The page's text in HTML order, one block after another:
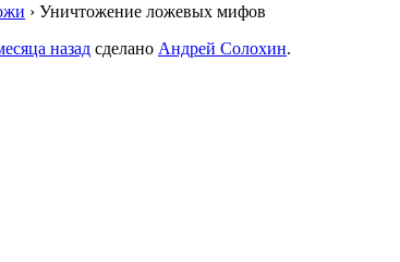
› Уничтожение ложевых мифов
назад сделано Андрей Солохин.